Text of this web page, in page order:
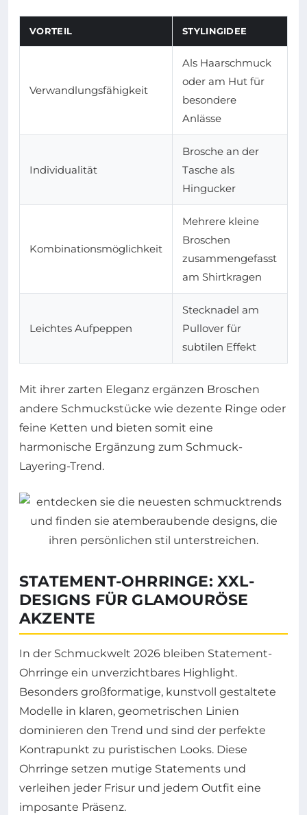
VORTEIL STYLINGIDEE
Verwandlungsfähigkeit
Als Haarschmuck
oder am Hut für
besondere
Anlässe
Individualität
Brosche an der
Tasche als
Hingucker
Kombinationsmöglichkeit
Mehrere kleine
Broschen
zusammengefasst
am Shirtkragen
Leichtes Aufpeppen
Stecknadel am
Pullover für
subtilen Effekt
Mit ihrer zarten Eleganz ergänzen Broschen
andere Schmuckstücke wie dezente Ringe oder
feine Ketten und bieten somit eine
harmonische Ergänzung zum Schmuck-
Layering-Trend.
STATEMENT-OHRRINGE: XXL-
DESIGNS FÜR GLAMOURÖSE
AKZENTE
In der Schmuckwelt 2026 bleiben Statement-
Ohrringe ein unverzichtbares Highlight.
Besonders großformatige, kunstvoll gestaltete
Modelle in klaren, geometrischen Linien
dominieren den Trend und sind der perfekte
Kontrapunkt zu puristischen Looks. Diese
Ohrringe setzen mutige Statements und
verleihen jeder Frisur und jedem Outfit eine
imposante Präsenz.